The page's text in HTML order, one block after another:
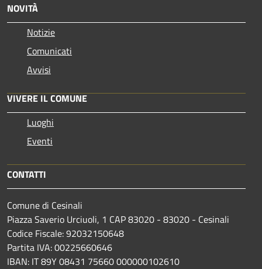
NOVITÀ
Notizie
Comunicati
Avvisi
VIVERE IL COMUNE
Luoghi
Eventi
CONTATTI
Comune di Cesinali
Piazza Saverio Urciuoli, 1 CAP 83020 - 83020 - Cesinali
Codice Fiscale: 92032150648
Partita IVA: 00225660646
IBAN: IT 89Y 08431 75660 000000102610